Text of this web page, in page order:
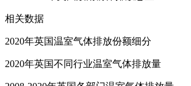
相关数据
2020年英国温室气体排放份额细分
2020年英国不同行业温室气体排放量